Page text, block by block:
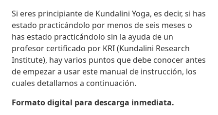
Si eres principiante de Kundalini Yoga, es decir, si has
estado practicándolo por menos de seis meses o
has estado practicándolo sin la ayuda de un
profesor certificado por KRI (Kundalini Research
Institute), hay varios puntos que debe conocer antes
de empezar a usar este manual de instrucción, los
cuales detallamos a continuación.
Formato digital para descarga inmediata.